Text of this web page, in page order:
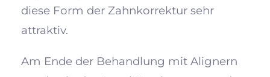
diese Form der Zahnkorrektur sehr
attraktiv.
Am Ende der Behandlung mit Alignern